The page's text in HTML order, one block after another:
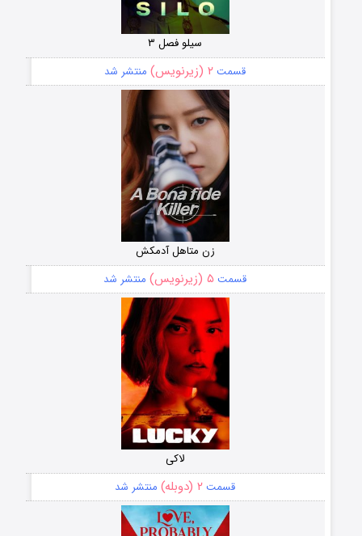
سیلو فصل ۳
قسمت ۲ (زیرنویس) منتشر شد
زن متاهل آدمکش
قسمت ۵ (زیرنویس) منتشر شد
لاکی
قسمت ۲ (دوبله) منتشر شد